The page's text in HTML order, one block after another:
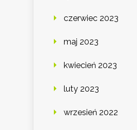
czerwiec 2023
maj 2023
kwiecień 2023
luty 2023
wrzesień 2022